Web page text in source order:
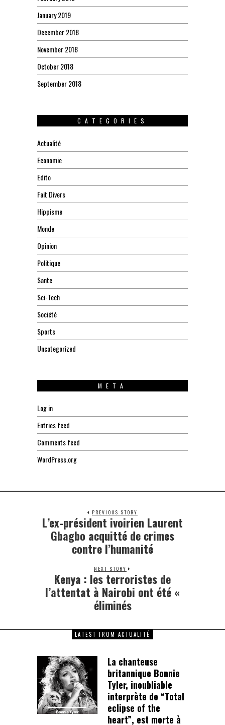
January 2019
December 2018
November 2018
October 2018
September 2018
CATEGORIES
Actualité
Economie
Edito
Fait Divers
Hippisme
Monde
Opinion
Politique
Sante
Sci-Tech
Société
Sports
Uncategorized
META
Log in
Entries feed
Comments feed
WordPress.org
PREVIOUS STORY
Previous
post:
L’ex-président ivoirien Laurent
Gbagbo acquitté de crimes
contre l’humanité
NEXT STORY
Next
post:
Kenya : les terroristes de
l’attentat à Nairobi ont été «
éliminés
LATEST FROM ACTUALITÉ
La chanteuse
britannique Bonnie
Tyler, inoubliable
interprète de “Total
eclipse of the
heart”, est morte à